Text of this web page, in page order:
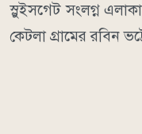
স্লুইসগেট সংলগ্ন
কেটলা গ্রামের রবিন